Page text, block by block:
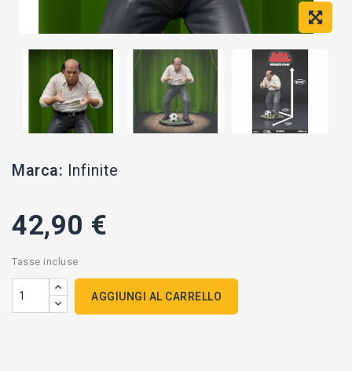
Marca: Infinite
42,90 €
Tasse incluse
AGGIUNGI AL CARRELLO